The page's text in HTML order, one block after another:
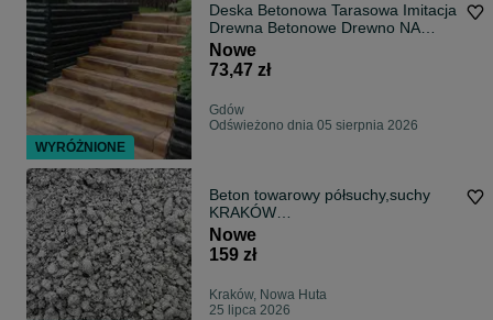
Deska Betonowa Tarasowa Imitacja
Drewna Betonowe Drewno NA
WYMIAR DOSTAWA
Nowe
73,47 zł
Gdów
Odświeżono dnia 05 sierpnia 2026
Beton towarowy półsuchy,suchy
KRAKÓW
(B15,B20,B25,chudziak,na
wylewke)
Nowe
159 zł
Kraków, Nowa Huta
25 lipca 2026
WYRÓŻNIONE